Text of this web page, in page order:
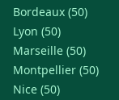
Bordeaux (50)
Lyon (50)
Marseille (50)
Montpellier (50)
Nice (50)